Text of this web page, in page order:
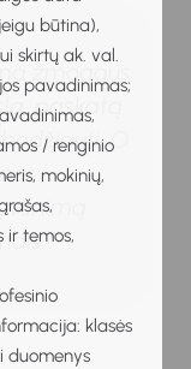
būtina),
skirtų ak. val.
pavadinimas;
/ renginio
mokinių,
ir temos,
klasės
duomenys
žmogaus
paskatą
O